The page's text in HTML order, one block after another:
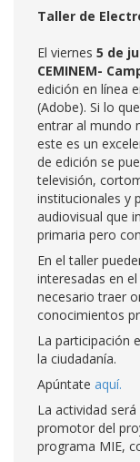
Taller de
El viernes 5 de
CEMINEM-
edición en línea
(Adobe). Si lo
entrar al mundo
este es un
de edición se
televisión,
institucionales y
audiovisual que
primaria pero
En el taller
interesadas en
necesario traer
conocimientos
La participación
la ciudadanía.
Apúntate aquí.
La actividad
promotor del
programa MIE,